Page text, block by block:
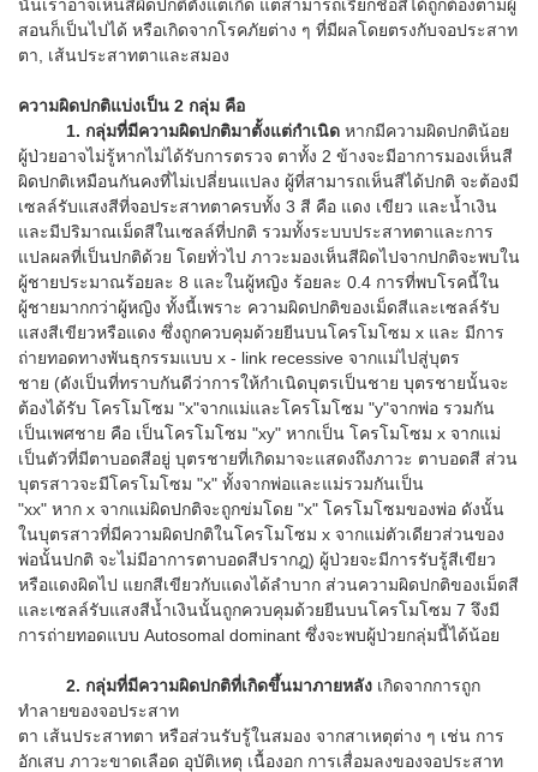
นั้นเราอาจเห็นสีผิดปกติตั้งแต่เกิด แต่สามารถเรียกชื่อสีได้ถูกต้องตามผู้
สอนก็เป็นไปได้ หรือเกิดจากโรคภัยต่าง ๆ ที่มีผลโดยตรงกับจอประสาท
ตา, เส้นประสาทตาและสมอง
ความผิดปกติแบ่งเป็น 2 กลุ่ม คือ
1. กลุ่มที่มีความผิดปกติมาตั้งแต่กำเนิด หากมีความผิดปกติน้อย
ผู้ป่วยอาจไม่รู้หากไม่ได้รับการตรวจ ตาทั้ง 2 ข้างจะมีอาการมองเห็นสี
ผิดปกติเหมือนกันคงที่ไม่เปลี่ยนแปลง ผู้ที่สามารถเห็นสีได้ปกติ จะต้องมี
เซลล์รับแสงสีที่จอประสาทตาครบทั้ง 3 สี คือ แดง เขียว และน้ำเงิน
และมีปริมาณเม็ดสีในเซลล์ที่ปกติ รวมทั้งระบบประสาทตาและการ
แปลผลที่เป็นปกติด้วย โดยทั่วไป ภาวะมองเห็นสีผิดไปจากปกติจะพบใน
ผู้ชายประมาณร้อยละ 8 และในผู้หญิง ร้อยละ 0.4 การที่พบโรคนี้ใน
ผู้ชายมากกว่าผู้หญิง ทั้งนี้เพราะ ความผิดปกติของเม็ดสีและเซลล์รับ
แสงสีเขียวหรือแดง ซึ่งถูกควบคุมด้วยยีนบนโครโมโซม x และ มีการ
ถ่ายทอดทางพันธุกรรมแบบ x - link recessive จากแม่ไปสู่บุตร
ชาย (ดังเป็นที่ทราบกันดีว่าการให้กำเนิดบุตรเป็นชาย บุตรชายนั้นจะ
ต้องได้รับ โครโมโซม "x"จากแม่และโครโมโซม "y"จากพ่อ รวมกัน
เป็นเพศชาย คือ เป็นโครโมโซม "xy" หากเป็น โครโมโซม x จากแม่
เป็นตัวที่มีตาบอดสีอยู่ บุตรชายที่เกิดมาจะแสดงถึงภาวะ ตาบอดสี ส่วน
บุตรสาวจะมีโครโมโซม "x" ทั้งจากพ่อและแม่รวมกันเป็น
"xx" หาก x จากแม่ผิดปกติจะถูกข่มโดย "x" โครโมโซมของพ่อ ดังนั้น
ในบุตรสาวที่มีความผิดปกติในโครโมโซม x จากแม่ตัวเดียวส่วนของ
พ่อนั้นปกติ จะไม่มีอาการตาบอดสีปรากฎ) ผู้ป่วยจะมีการรับรู้สีเขียว
หรือแดงผิดไป แยกสีเขียวกับแดงได้ลำบาก ส่วนความผิดปกติของเม็ดสี
และเซลล์รับแสงสีน้ำเงินนั้นถูกควบคุมด้วยยีนบนโครโมโซม 7 จึงมี
การถ่ายทอดแบบ Autosomal dominant ซึ่งจะพบผู้ป่วยกลุ่มนี้ได้น้อย
2. กลุ่มที่มีความผิดปกติที่เกิดขึ้นมาภายหลัง เกิดจากการถูก
ทำลายของจอประสาท
ตา เส้นประสาทตา หรือส่วนรับรู้ในสมอง จากสาเหตุต่าง ๆ เช่น การ
อักเสบ ภาวะขาดเลือด อุบัติเหตุ เนื้องอก การเสื่อมลงของจอประสาท